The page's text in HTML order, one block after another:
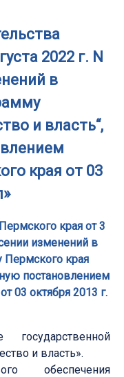
2022 г. N
в
и власть“,
края от 03
края от 3
изменений в
Пермского края
постановлением
03 октября 2013 г.
государственной
и власть».
обеспечения